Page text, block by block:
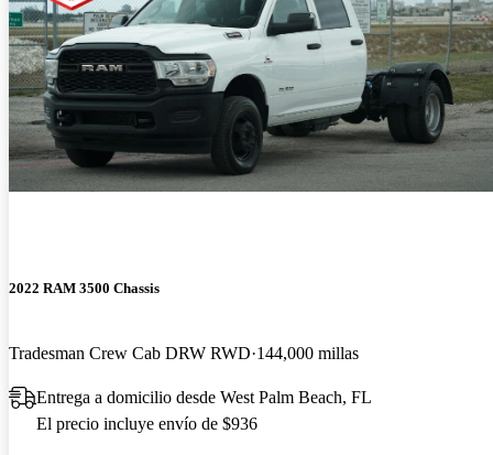
2022 RAM 3500 Chassis
Tradesman Crew Cab DRW RWD 144,000 millas
Entrega a domicilio desde West Palm Beach, FL
El precio incluye envío de $936